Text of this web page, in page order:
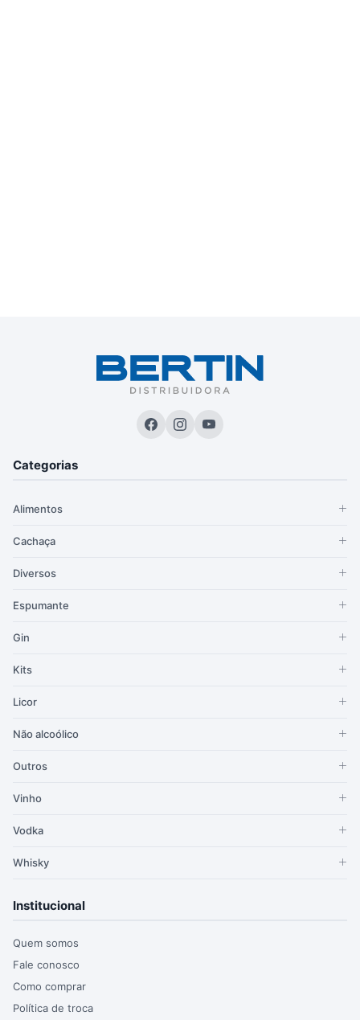
Categorias
Alimentos
Cachaça
Diversos
Espumante
Gin
Kits
Licor
Não alcoólico
Outros
Vinho
Vodka
Whisky
Institucional
Quem somos
Fale conosco
Como comprar
Política de troca